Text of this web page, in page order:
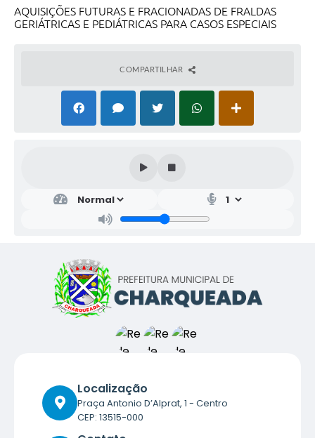
AQUISIÇÕES FUTURAS E FRACIONADAS DE FRALDAS
GERIÁTRICAS E PEDIÁTRICAS PARA CASOS ESPECIAIS
COMPARTILHAR
Localização
Praça Antonio D’Alprat, 1 - Centro
CEP: 13515-000